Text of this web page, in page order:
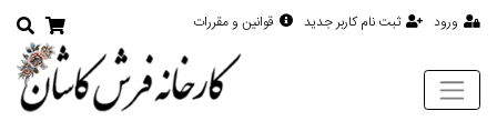
ورود ثبت نام کاربر جدید قوانین و مقررات